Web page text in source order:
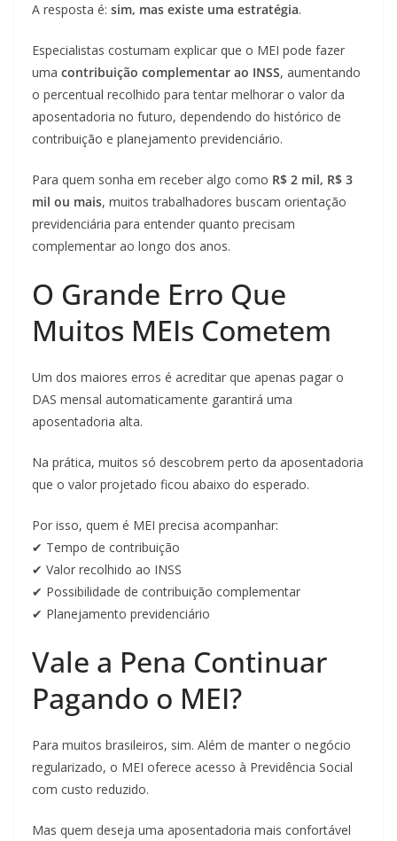
A resposta é: sim, mas existe uma estratégia.
Especialistas costumam explicar que o MEI pode fazer
uma contribuição complementar ao INSS, aumentando
o percentual recolhido para tentar melhorar o valor da
aposentadoria no futuro, dependendo do histórico de
contribuição e planejamento previdenciário.
Para quem sonha em receber algo como R$ 2 mil, R$ 3
mil ou mais, muitos trabalhadores buscam orientação
previdenciária para entender quanto precisam
complementar ao longo dos anos.
O Grande Erro Que
Muitos MEIs Cometem
Um dos maiores erros é acreditar que apenas pagar o
DAS mensal automaticamente garantirá uma
aposentadoria alta.
Na prática, muitos só descobrem perto da aposentadoria
que o valor projetado ficou abaixo do esperado.
Por isso, quem é MEI precisa acompanhar:
✔ Tempo de contribuição
✔ Valor recolhido ao INSS
✔ Possibilidade de contribuição complementar
✔ Planejamento previdenciário
Vale a Pena Continuar
Pagando o MEI?
Para muitos brasileiros, sim. Além de manter o negócio
regularizado, o MEI oferece acesso à Previdência Social
com custo reduzido.
Mas quem deseja uma aposentadoria mais confortável